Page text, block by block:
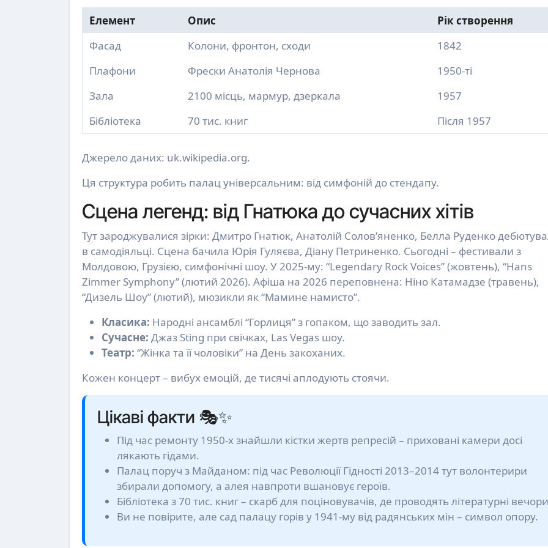
Елемент Опис
Рік створення
Фасад
Колони, фронтон, сходи
1842
Плафони
Фрески Анатолія Чернова
1950-ті
Зала
2100 місць, мармур, дзеркала
1957
Бібліотека
70 тис. книг Після 1957
Джерело даних: uk.wikipedia.org.
Ця структура робить палац універсальним: від симфоній до стендапу.
Сцена легенд: від Гнатюка до сучасних хітів
Тут зароджувалися зірки: Дмитро Гнатюк, Анатолій Солов’яненко, Белла Руденко
в самодіяльці. Сцена бачила Юрія Гуляєва, Діану Петриненко. Сьогодні – фестивали з
Молдовою, Грузією, симфонічні шоу. У 2025-му: “Legendary Rock Voices” (жовтень), “Hans
Zimmer Symphony” (лютий 2026). Афіша на 2026 переповнена: Ніно Катамадзе (травень),
“Дизель Шоу” (лютий), мюзикли як “Мамине намисто”.
Класика: Народні ансамблі “Горлиця” з гопаком, що заводить зал.
Сучасне: Джаз Sting при свічках, Las Vegas шоу.
Театр: “Жінка та її чоловіки” на День закоханих.
Кожен концерт – вибух емоцій, де тисячі аплодують стоячи.
Цікаві факти 🎭✨
Під час ремонту 1950-х знайшли кістки жертв репресій – приховані камери досі
лякають гідами.
Палац поруч з Майданом: під час Революції Гідності 2013–2014 тут волонтерири
збирали допомогу, а алея навпроти вшановує героїв.
Бібліотека з 70 тис. книг – скарб для поціновувачів, де проводять літературні
Ви не повірите, але сад палацу горів у 1941-му від радянських мін – символ опору.